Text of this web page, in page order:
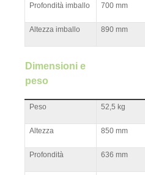
Profondità imballo 700 mm
Altezza imballo 890 mm
Dimensioni e
peso
Peso 52,5 kg
Altezza 850 mm
Profondità 636 mm